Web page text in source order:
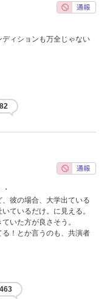
ィションも万全じゃない
82
彼の場合、大学出ている
ているだけ。に見える。
いた方が良さそう。
！とか言うのも、共演者
463